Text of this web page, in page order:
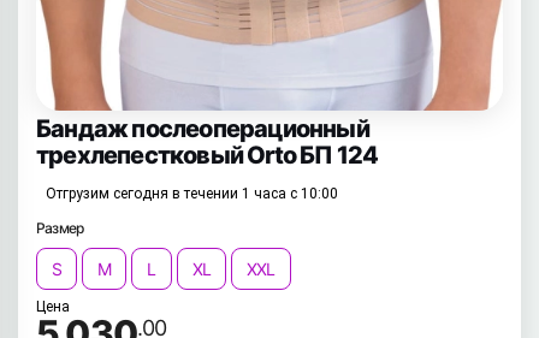
Бандаж послеоперационный
трехлепестковый Orto БП 124
Отгрузим сегодня в течении 1 часа с 10:00
Размер
S M L XL XXL
Цена
.00